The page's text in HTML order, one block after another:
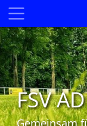
FSV
Gemeinsam